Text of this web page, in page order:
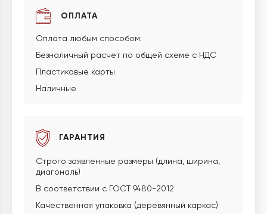
ОПЛАТА
Оплата любым способом:
Безналичный расчет по общей схеме с НДС
Пластиковые карты
Наличные
ГАРАНТИЯ
Строго заявленные размеры (длина, ширина,
диагональ)
В соответствии с ГОСТ 9480-2012
Качественная упаковка (деревянный каркас)